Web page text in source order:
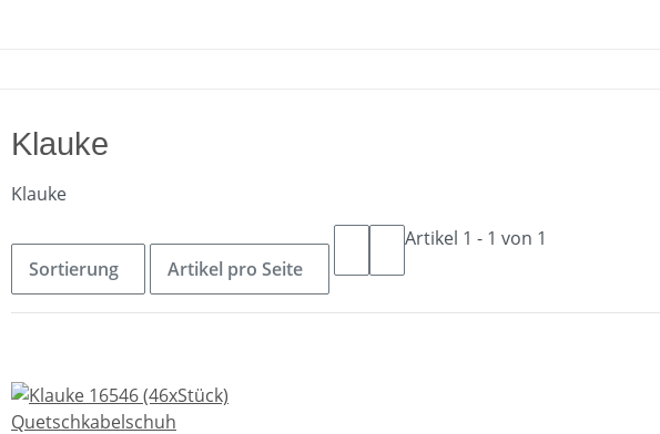
Klauke
Klauke
Sortierung Artikel pro Seite
Artikel 1 - 1 von 1